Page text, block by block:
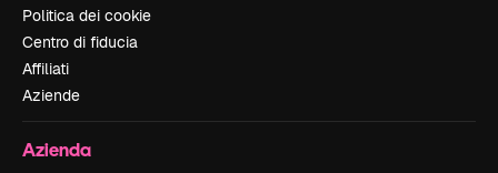
Politica dei cookie
Centro di fiducia
Affiliati
Aziende
Azienda